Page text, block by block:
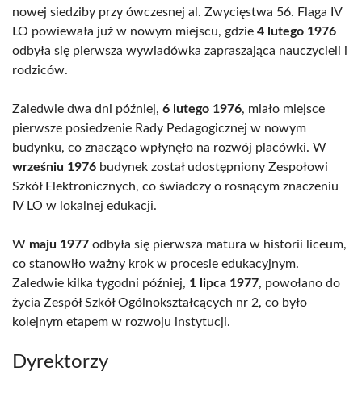
nowej siedziby przy ówczesnej al. Zwycięstwa 56. Flaga IV
LO powiewała już w nowym miejscu, gdzie 4 lutego 1976
odbyła się pierwsza wywiadówka zapraszająca nauczycieli i
rodziców.
Zaledwie dwa dni później, 6 lutego 1976, miało miejsce
pierwsze posiedzenie Rady Pedagogicznej w nowym
budynku, co znacząco wpłynęło na rozwój placówki. W
wrześniu 1976 budynek został udostępniony Zespołowi
Szkół Elektronicznych, co świadczy o rosnącym znaczeniu
IV LO w lokalnej edukacji.
W maju 1977 odbyła się pierwsza matura w historii liceum,
co stanowiło ważny krok w procesie edukacyjnym.
Zaledwie kilka tygodni później, 1 lipca 1977, powołano do
życia Zespół Szkół Ogólnokształcących nr 2, co było
kolejnym etapem w rozwoju instytucji.
Dyrektorzy